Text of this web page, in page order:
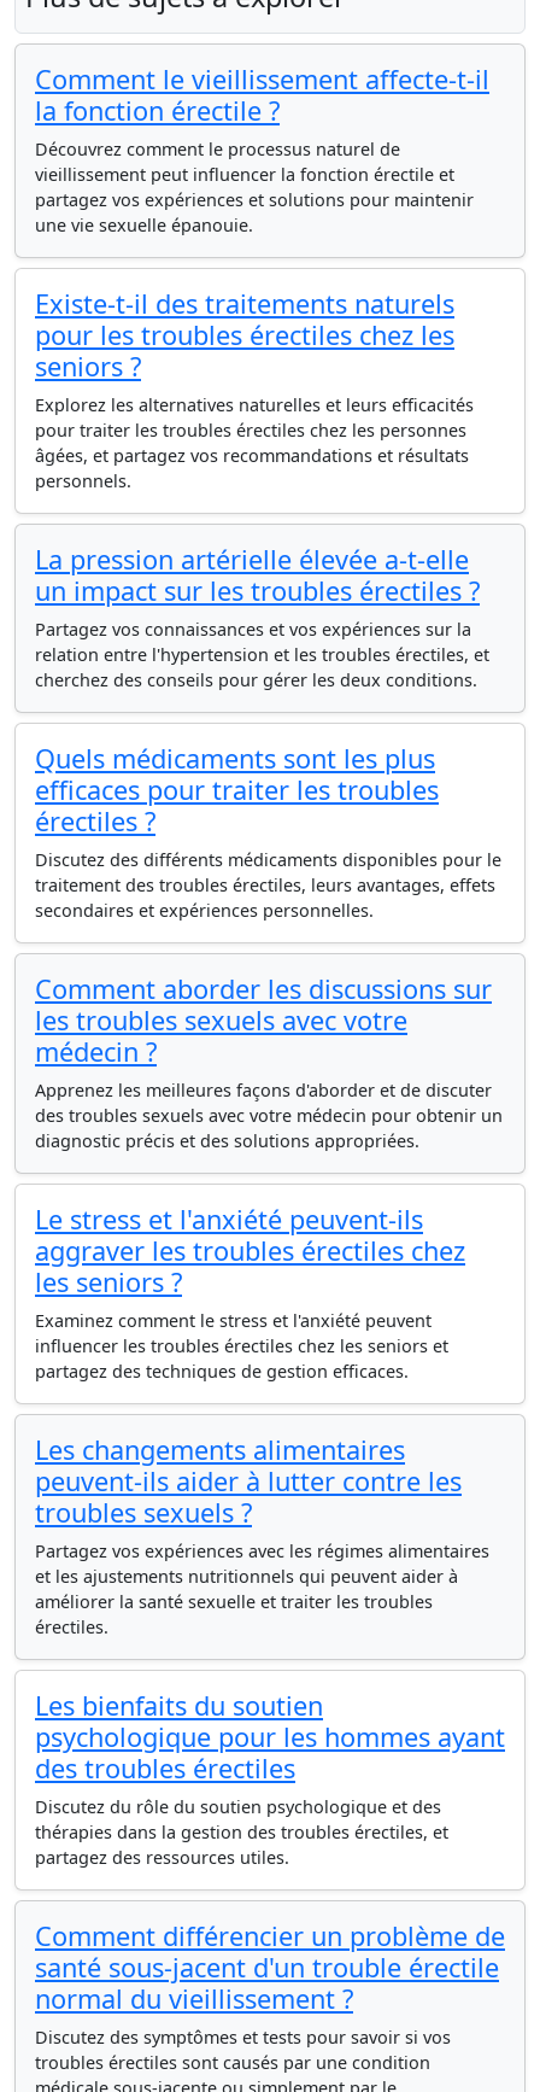
Comment le vieillissement affecte-t-il
la fonction érectile ?
Découvrez comment le processus naturel de
vieillissement peut influencer la fonction érectile et
partagez vos expériences et solutions pour maintenir
une vie sexuelle épanouie.
Existe-t-il des traitements naturels
pour les troubles érectiles chez les
seniors ?
Explorez les alternatives naturelles et leurs efficacités
pour traiter les troubles érectiles chez les personnes
âgées, et partagez vos recommandations et résultats
personnels.
La pression artérielle élevée a-t-elle
un impact sur les troubles érectiles ?
Partagez vos connaissances et vos expériences sur la
relation entre l'hypertension et les troubles érectiles, et
cherchez des conseils pour gérer les deux conditions.
Quels médicaments sont les plus
efficaces pour traiter les troubles
érectiles ?
Discutez des différents médicaments disponibles pour le
traitement des troubles érectiles, leurs avantages, effets
secondaires et expériences personnelles.
Comment aborder les discussions sur
les troubles sexuels avec votre
médecin ?
Apprenez les meilleures façons d'aborder et de discuter
des troubles sexuels avec votre médecin pour obtenir un
diagnostic précis et des solutions appropriées.
Le stress et l'anxiété peuvent-ils
aggraver les troubles érectiles chez
les seniors ?
Examinez comment le stress et l'anxiété peuvent
influencer les troubles érectiles chez les seniors et
partagez des techniques de gestion efficaces.
Les changements alimentaires
peuvent-ils aider à lutter contre les
troubles sexuels ?
Partagez vos expériences avec les régimes alimentaires
et les ajustements nutritionnels qui peuvent aider à
améliorer la santé sexuelle et traiter les troubles
érectiles.
Les bienfaits du soutien
psychologique pour les hommes ayant
des troubles érectiles
Discutez du rôle du soutien psychologique et des
thérapies dans la gestion des troubles érectiles, et
partagez des ressources utiles.
Comment différencier un problème de
santé sous-jacent d'un trouble érectile
normal du vieillissement ?
Discutez des symptômes et tests pour savoir si vos
troubles érectiles sont causés par une condition